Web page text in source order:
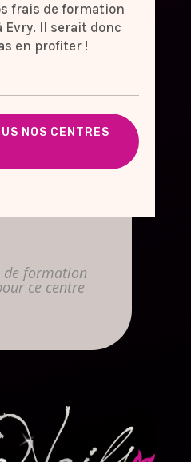
frais de formation
Il serait donc
en profiter !
NOS CENTRES
de formation
ce centre